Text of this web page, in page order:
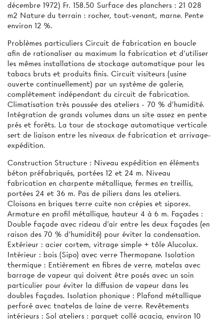
décembre 1972) Fr. 158.50 Surface des planchers : 21 028
m2 Nature du terrain : rocher, tout-venant, marne. Pente
environ 12 %.
Problèmes particuliers Circuit de fabrication en boucle
afin de rationaliser au maximum la fabrication et d’utiliser
les mêmes installations de stockage automatique pour les
tabacs bruts et produits finis. Circuit visiteurs (usine
ouverte continuellement) par un système de galerie,
complètement indépendant du circuit de fabrication.
Climatisation très poussée des ateliers - 70 % d’humidité.
Intégration de grands volumes dans un site assez en pente
prés et forêts. La tour de stockage automatique verticale
sert de liaison entre les niveaux de fabrication et arrivage-
expédition.
Construction Structure : Niveau expédition en éléments
béton préfabriqués, portées 12 et 24 m. Niveau
fabrication en charpente métallique, fermes en treillis,
portées 24 et 36 m. Pas de piliers dans les ateliers.
Cloisons en briques terre cuite non crépies et siporex.
Armature en profil métallique, hauteur 4 à 6 m. Façades :
Double façade avec rideau d’air entre les deux façades (en
raison des 70 % d’humidité) pour éviter la condensation.
Extérieur : acier cortem, vitrage simple + tôle Alucolux.
Intérieur : bois (Sipo) avec verre Thermopane. Isolation
thermique : Entièrement en fibres de verre, matelas avec
barrage de vapeur qui doivent être posés avec un soin
particulier pour éviter la diffusion de vapeur dans les
doubles façades. Isolation phonique : Plafond métallique
perforé avec tnatelas de laine de verre. Revêtements
intérieurs : Sol ateliers : parquet collé acacia, environ 10